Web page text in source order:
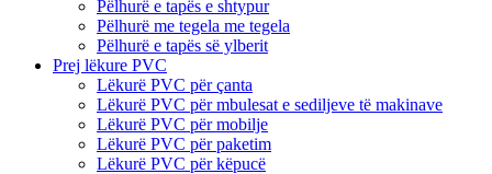
Pëlhurë e tapës e shtypur
Pëlhurë me tegela me tegela
Pëlhurë e tapës së ylberit
Prej lëkure PVC
Lëkurë PVC për çanta
Lëkurë PVC për mbulesat e sediljeve të makinave
Lëkurë PVC për mobilje
Lëkurë PVC për paketim
Lëkurë PVC për këpucë